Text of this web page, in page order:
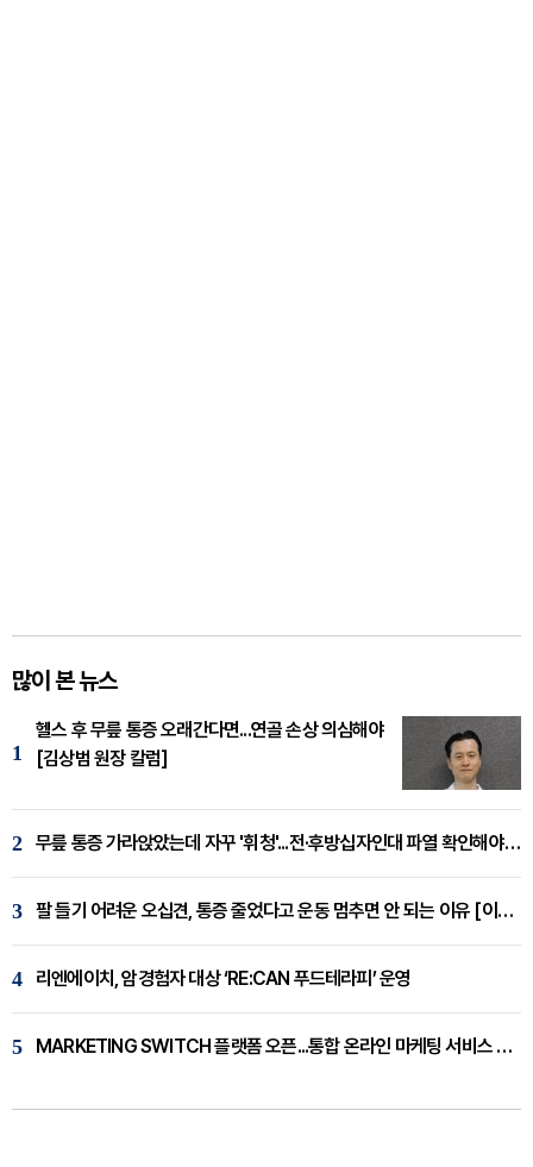
많이 본 뉴스
1
헬스 후 무릎 통증 오래간다면...연골 손상 의심해야
[김상범 원장 칼럼]
2 무릎 통증 가라앉았는데 자꾸 '휘청'...전·후방십자인대 파열 확인해야 [곽우경 원장 칼럼]
3 팔 들기 어려운 오십견, 통증 줄었다고 운동 멈추면 안 되는 이유 [이병욱 원장 칼럼]
4 리엔에이치, 암경험자 대상 ‘RE:CAN 푸드테라피’ 운영
5 MARKETING SWITCH 플랫폼 오픈...통합 온라인 마케팅 서비스 확대